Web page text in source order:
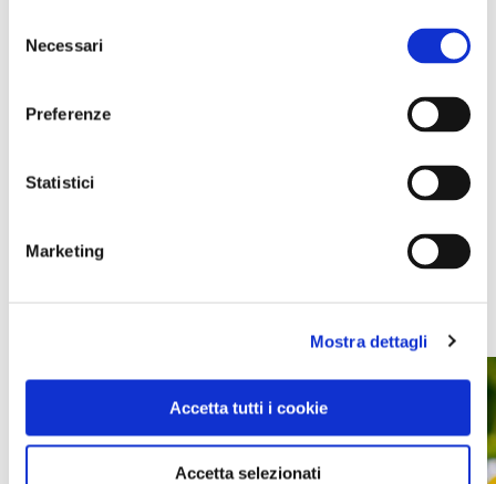
delNecessari
Preferenze
Statistici
Marketing
Mostra dettagli
Accetta tutti i cookie
Accetta selezionati